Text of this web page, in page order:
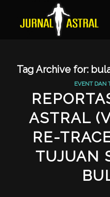
Tag Archive for:
EVENT DAN
ASTRAL
RE-
TUJUAN